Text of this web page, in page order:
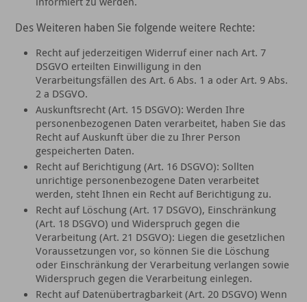
Des Weiteren haben Sie folgende weitere Rechte:
Recht auf jederzeitigen Widerruf einer nach Art. 7
DSGVO erteilten Einwilligung in den
Verarbeitungsfällen des Art. 6 Abs. 1 a oder Art. 9 Abs.
2 a DSGVO.
Auskunftsrecht (Art. 15 DSGVO): Werden Ihre
personenbezogenen Daten verarbeitet, haben Sie das
Recht auf Auskunft über die zu Ihrer Person
gespeicherten Daten.
Recht auf Berichtigung (Art. 16 DSGVO): Sollten
unrichtige personenbezogene Daten verarbeitet
werden, steht Ihnen ein Recht auf Berichtigung zu.
Recht auf Löschung (Art. 17 DSGVO), Einschränkung
(Art. 18 DSGVO) und Widerspruch gegen die
Verarbeitung (Art. 21 DSGVO): Liegen die gesetzlichen
Voraussetzungen vor, so können Sie die Löschung
oder Einschränkung der Verarbeitung verlangen sowie
Widerspruch gegen die Verarbeitung einlegen.
Recht auf Datenübertragbarkeit (Art. 20 DSGVO) Wenn